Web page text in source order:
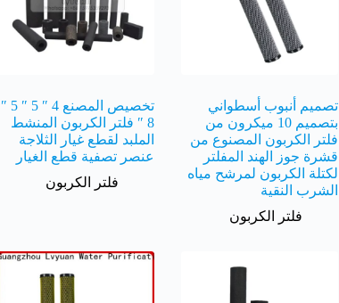
تصميم أنبوب أسطواني
بتصميم 10 ميكرون من
فلتر الكربون المصنوع من
قشرة جوز الهند المفلتر
لكتلة الكربون لمرشح مياه
الشرب النقية
فلتر الكربون
تخصيص المصنع 4 ″ 5 ″ 5 ″
8 ″ فلتر الكربون المنشط
الملبد لقطع غيار الثلاجة
عنصر تصفية قطع الغيار
فلتر الكربون